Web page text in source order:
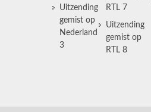
Uitzending
gemist op
Nederland
3
RTL 7
Uitzending
gemist op
RTL 8